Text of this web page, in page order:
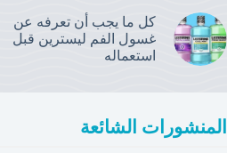
كل ما يجب أن تعرفه عن
غسول الفم ليسترين قبل
استعماله
المنشورات الشائعة